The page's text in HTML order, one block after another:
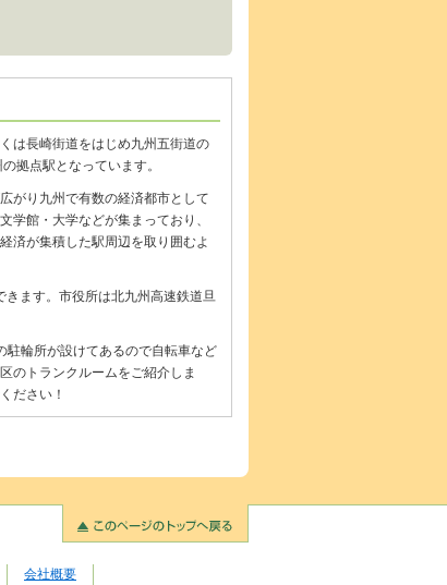
は長崎街道をはじめ九州五街道の
拠点駅となっています。
がり九州で有数の経済都市として
学館・大学などが集まっており、
済が集積した駅周辺を取り囲むよ
ます。市役所は北九州高速鉄道旦
駐輪所が設けてあるので自転車など
のトランクルームをご紹介しま
ださい！
会社概要